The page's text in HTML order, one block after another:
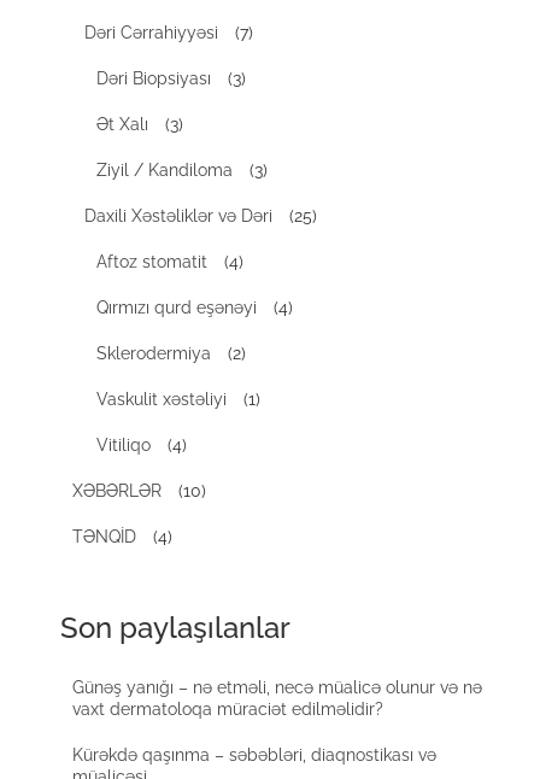
Dəri Cərrahiyyəsi (7)
Dəri Biopsiyası (3)
Ət Xalı (3)
Ziyil / Kandiloma (3)
Daxili Xəstəliklər və Dəri (25)
Aftoz stomatit (4)
Qırmızı qurd eşənəyi (4)
Sklerodermiya (2)
Vaskulit xəstəliyi (1)
Vitiliqo (4)
XƏBƏRLƏR (10)
TƏNQİD (4)
Son paylaşılanlar
Günəş yanığı – nə etməli, necə müalicə olunur və nə
vaxt dermatoloqa müraciət edilməlidir?
Kürəkdə qaşınma – səbəbləri, diaqnostikası və